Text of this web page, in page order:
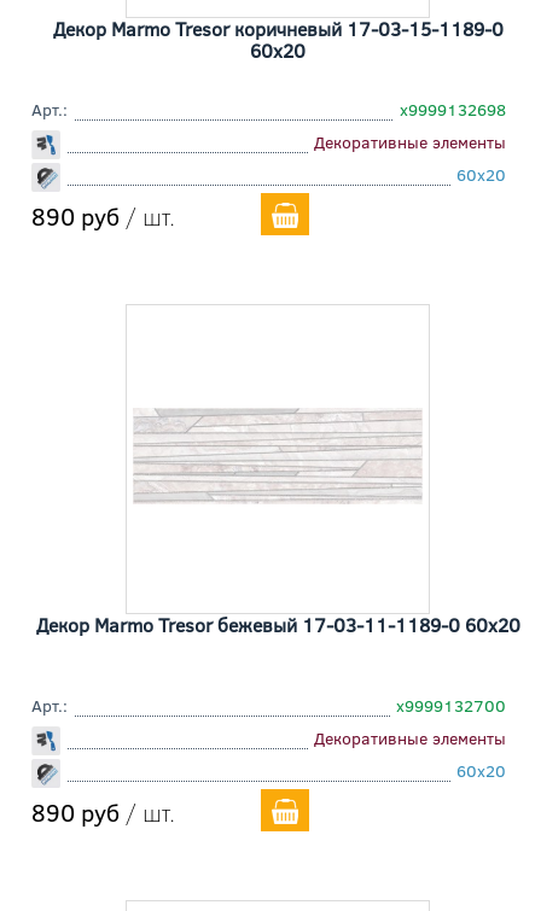
Декор Marmo Tresor коричневый 17-03-15-1189-0
60x20
Арт.:
х9999132698
Декоративные элементы
60x20
890 руб / шт.
Декор Marmo Tresor бежевый 17-03-11-1189-0 60x20
Арт.:
х9999132700
Декоративные элементы
60x20
890 руб / шт.